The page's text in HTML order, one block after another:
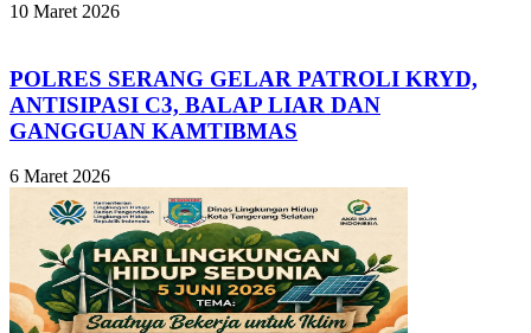
10 Maret 2026
POLRES SERANG GELAR PATROLI KRYD,
ANTISIPASI C3, BALAP LIAR DAN
GANGGUAN KAMTIBMAS
6 Maret 2026